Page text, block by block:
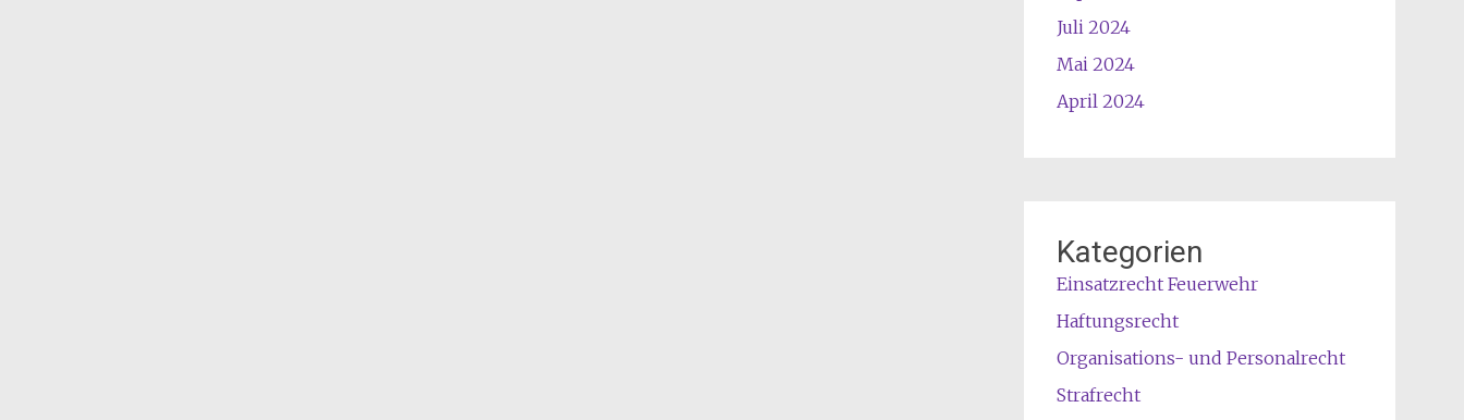
Juli 2024
Mai 2024
April 2024
Kategorien
Einsatzrecht Feuerwehr
Haftungsrecht
Organisations- und Personalrecht
Strafrecht